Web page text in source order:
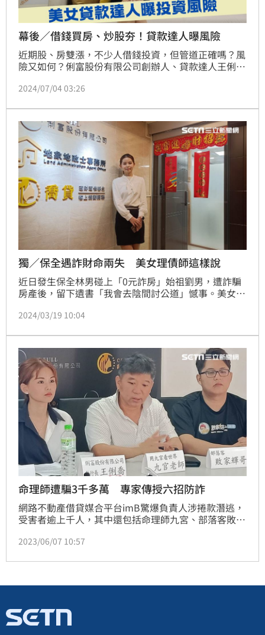
幕後／借錢買房、炒股夯！貸款達人曝風險
近期股、房雙漲，不少人借錢投資，但管道正確嗎？風
險又如何？俐富股份有限公司創辦人、貸款達人王俐喬
合法借貸管道，利息及放款方式大不同，風險上，主要
帆)
2024/07/04 03:26
獨／保全遇詐財命兩失 美女理債師這樣說
近日發生保全林男碰上「0元詐房」始祖劉男，遭詐騙
房產後，留下遺書「我會去陰間討公道」憾事。美女理
網》訪問表示，「許多人急用錢時，很容易病急亂投
其中可能也會深藏陷阱，所以急事仍需緩辦，切勿急
躁、亂了分寸。」(陳韋帆)
2024/03/19 10:04
命理師遭騙3千多萬 專家傳授六招防詐
網路不動產借貸媒合平台imB驚爆負責人涉捲款潛逃，
受害者逾上千人，其中還包括命理師九宮、部落客敗家
富股份有限公司(喬貸)負責人王俐喬今(6)日舉辦「防詐
時，也請到律師王展星、地政士陳紀堯告訴民眾借貸公
2023/06/07 10:57